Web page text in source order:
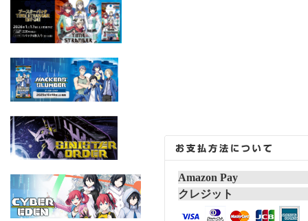
Amazon Pay
クレジット